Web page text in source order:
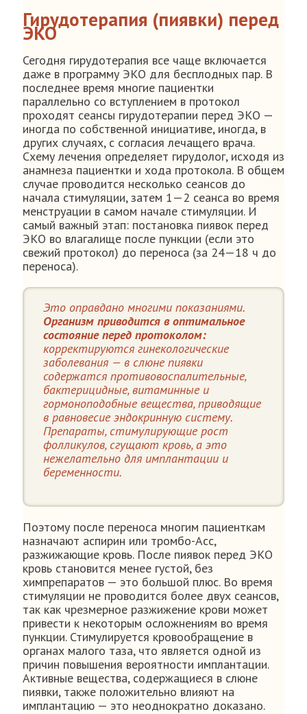
Гирудотерапия (пиявки) перед
ЭКО
Сегодня гирудотерапия все чаще включается
даже в программу ЭКО для бесплодных пар. В
последнее время многие пациентки
параллельно со вступлением в протокол
проходят сеансы гирудотерапии перед ЭКО —
иногда по собственной инициативе, иногда, в
других случаях, с согласия лечащего врача.
Схему лечения определяет гирудолог, исходя из
анамнеза пациентки и хода протокола. В общем
случае проводится несколько сеансов до
начала стимуляции, затем 1—2 сеанса во время
менструации в самом начале стимуляции. И
самый важный этап: постановка пиявок перед
ЭКО во влагалище после пункции (если это
свежий протокол) до переноса (за 24—18 ч до
переноса).
Это оправдано многими показаниями.
Организм приводится в оптимальное
состояние перед протоколом:
корректируются гинекологические
заболевания — в слюне пиявки
содержатся противовоспалительные,
бактерицидные, витаминные и
гормоноподобные вещества, приводящие
в равновесие эндокринную систему.
Препараты, стимулирующие рост
фолликулов, сгущают кровь, а это
нежелательно для имплантации и
беременности.
Поэтому после переноса многим пациенткам
назначают аспирин или тромбо-Асс,
разжижающие кровь. После пиявок перед ЭКО
кровь становится менее густой, без
химпрепаратов — это большой плюс. Во время
стимуляции не проводится более двух сеансов,
так как чрезмерное разжижение крови может
привести к некоторым осложнениям во время
пункции. Стимулируется кровообращение в
органах малого таза, что является одной из
причин повышения вероятности имплантации.
Активные вещества, содержащиеся в слюне
пиявки, также положительно влияют на
имплантацию — это неоднократно доказано.